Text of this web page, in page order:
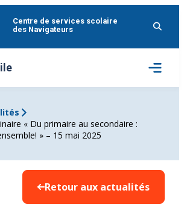
Centre de services scolaire
des Navigateurs
Ouvrir
le
menu
« Du primaire au secondaire :
» – 15 mai 2025
Retour aux actualités